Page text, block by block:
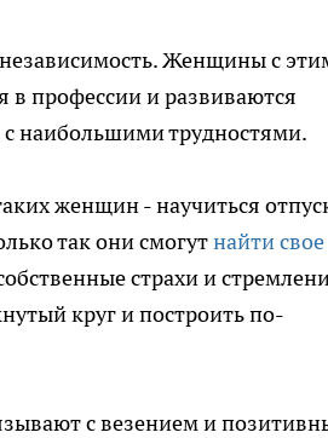
Женщины с
в профессии и развиваются
наибольшими трудностями.
женщин - научиться
так они смогутнайти свое
страхи и
круг и построить по-
с везением и